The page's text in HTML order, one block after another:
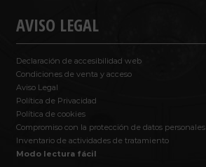
AVISO LEGAL
Declaración de accesibilidad web
Condiciones de venta y acceso
Aviso Legal
Política de Privacidad
Política de cookies
Compromiso con la protección de datos personales
Inventario de actividades de tratamiento
Modo lectura fácil